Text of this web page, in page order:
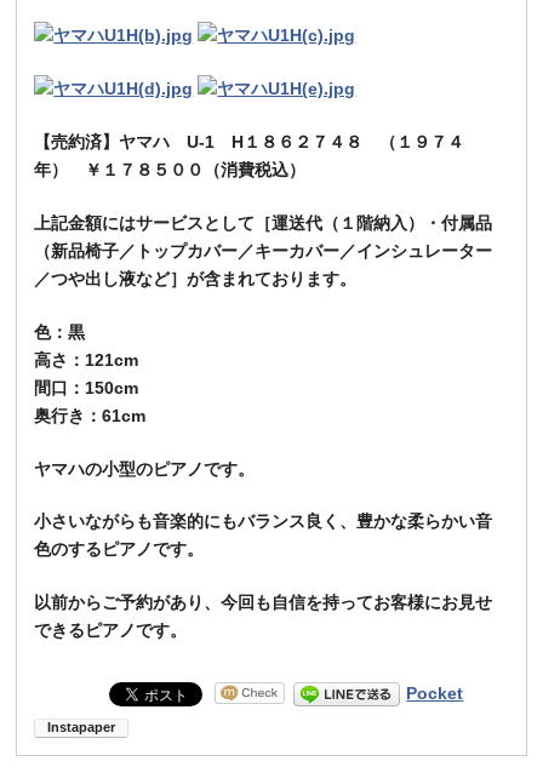
【売約済】ヤマハ U-1 H１８６２７４８ （１９７４
年） ￥１７８５００（消費税込）
上記金額にはサービスとして［運送代（１階納入）・付属品
（新品椅子／トップカバー／キーカバー／インシュレーター
／つや出し液など］が含まれております。
色：黒
高さ：121cm
間口：150cm
奥行き ：61cm
ヤマハの小型のピアノです。
小さいながらも音楽的にもバランス良く、豊かな柔らかい音
色のするピアノです。
以前からご予約があり、今回も自信を持ってお客様にお見せ
できるピアノです。
Pocket